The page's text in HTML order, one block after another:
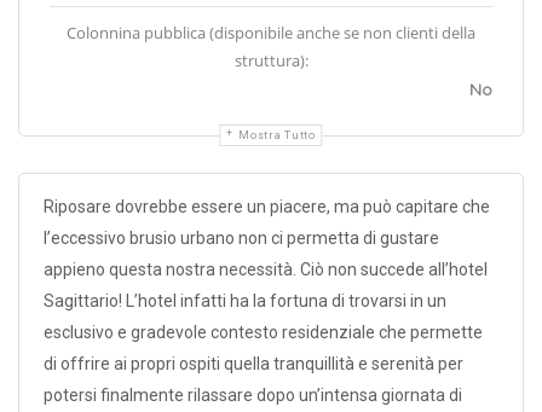
Colonnina pubblica (disponibile anche se non clienti della
struttura):
No
Mostra Tutto
Riposare dovrebbe essere un piacere, ma può capitare che
l’eccessivo brusio urbano non ci permetta di gustare
appieno questa nostra necessità. Ciò non succede all’hotel
Sagittario! L’hotel infatti ha la fortuna di trovarsi in un
esclusivo e gradevole contesto residenziale che permette
di offrire ai propri ospiti quella tranquillità e serenità per
potersi finalmente rilassare dopo un’intensa giornata di